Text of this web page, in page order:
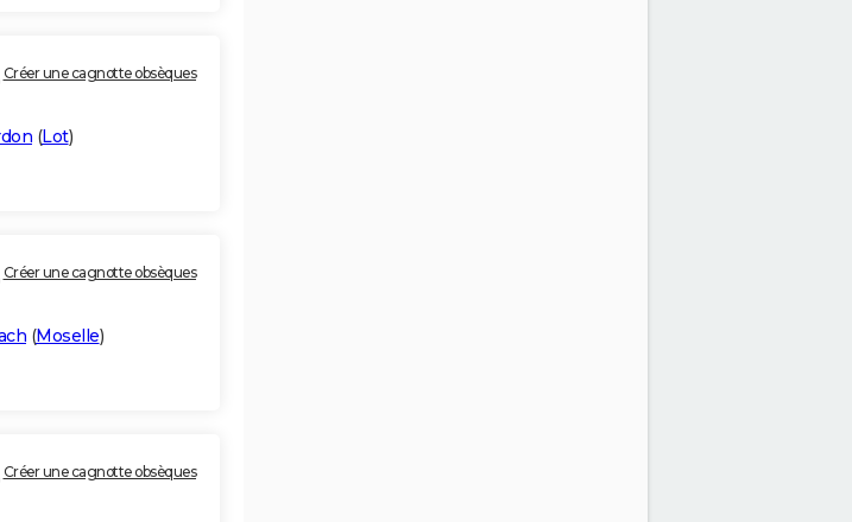
Créer une cagnotte obsèques
(Lot)
Créer une cagnotte obsèques
(Moselle)
Créer une cagnotte obsèques